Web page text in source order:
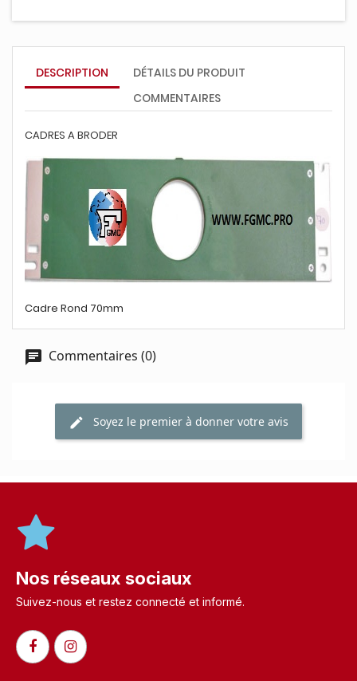
DESCRIPTION
DÉTAILS DU PRODUIT
COMMENTAIRES
CADRES A BRODER
Cadre Rond 70mm
Commentaires (0)
Soyez le premier à donner votre avis
Nos réseaux sociaux
Suivez-nous et restez connecté et informé.​